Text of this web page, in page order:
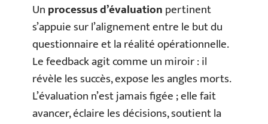
Unprocessus d’évaluationpertinent
s’appuie sur l’alignement entre le but du
questionnaire et la réalité opérationnelle.
Le feedback agit comme un miroir : il
révèle les succès, expose les angles morts.
L’évaluation n’est jamais figée ; elle fait
avancer, éclaire les décisions, soutient la